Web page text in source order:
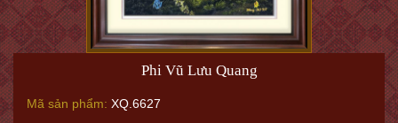
Phi Vũ Lưu Quang
Mã sản phẩm: XQ.6627